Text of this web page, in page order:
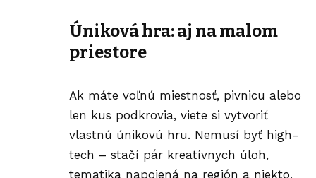
Úniková hra: aj na malom
priestore
Ak máte voľnú miestnosť, pivnicu alebo
len kus podkrovia, viete si vytvoriť
vlastnú únikovú hru. Nemusí byť high-
tech – stačí pár kreatívnych úloh,
tematika napojená na región a niekto,